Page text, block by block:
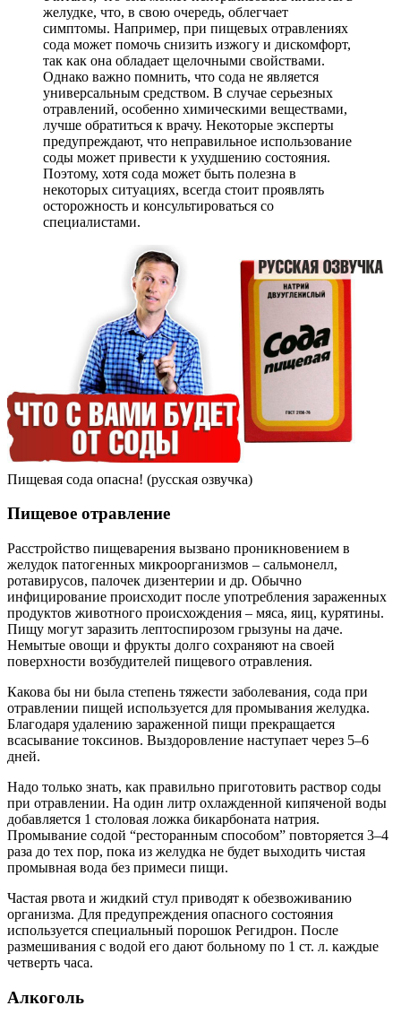
желудке, что, в свою очередь, облегчает
симптомы. Например, при пищевых отравлениях
сода может помочь снизить изжогу и дискомфорт,
так как она обладает щелочными свойствами.
Однако важно помнить, что сода не является
универсальным средством. В случае серьезных
отравлений, особенно химическими веществами,
лучше обратиться к врачу. Некоторые эксперты
предупреждают, что неправильное использование
соды может привести к ухудшению состояния.
Поэтому, хотя сода может быть полезна в
некоторых ситуациях, всегда стоит проявлять
осторожность и консультироваться со
специалистами.
Пищевая сода опасна! (русская озвучка)
Пищевое отравление
Расстройство пищеварения вызвано проникновением в
желудок патогенных микроорганизмов – сальмонелл,
ротавирусов, палочек дизентерии и др. Обычно
инфицирование происходит после употребления зараженных
продуктов животного происхождения – мяса, яиц, курятины.
Пищу могут заразить лептоспирозом грызуны на даче.
Немытые овощи и фрукты долго сохраняют на своей
поверхности возбудителей пищевого отравления.
Какова бы ни была степень тяжести заболевания, сода при
отравлении пищей используется для промывания желудка.
Благодаря удалению зараженной пищи прекращается
всасывание токсинов. Выздоровление наступает через 5–6
дней.
Надо только знать, как правильно приготовить раствор соды
при отравлении. На один литр охлажденной кипяченой воды
добавляется 1 столовая ложка бикарбоната натрия.
Промывание содой “ресторанным способом” повторяется 3–4
раза до тех пор, пока из желудка не будет выходить чистая
промывная вода без примеси пищи.
Частая рвота и жидкий стул приводят к обезвоживанию
организма. Для предупреждения опасного состояния
используется специальный порошок Регидрон. После
размешивания с водой его дают больному по 1 ст. л. каждые
четверть часа.
Алкоголь